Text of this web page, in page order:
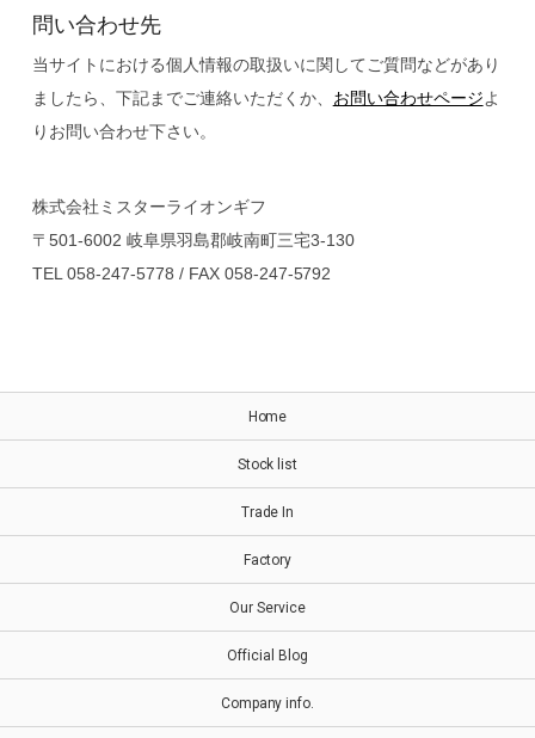
問い合わせ先
当サイトにおける個人情報の取扱いに関してご質問などがあり
ましたら、下記までご連絡いただくか、 お問い合わせページよ
りお問い合わせ下さい。
株式会社ミスターライオンギフ
〒501-6002 岐阜県羽島郡岐南町三宅3-130
TEL 058-247-5778 / FAX 058-247-5792
Home
Stock list
Trade In
Factory
Our Service
Official Blog
Company info.